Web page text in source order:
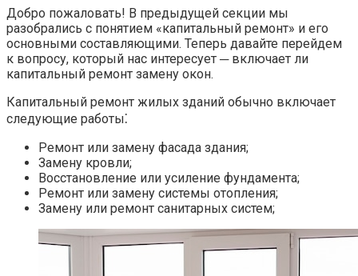
Добро пожаловать! В предыдущей секции мы
разобрались с понятием «капитальный ремонт» и его
основными составляющими.​ Теперь давайте перейдем
к вопросу, который нас интересует ─ включает ли
капитальный ремонт замену окон.
Капитальный ремонт жилых зданий обычно включает
следующие работы⁚
Ремонт или замену фасада здания;
Замену кровли;
Восстановление или усиление фундамента;
Ремонт или замену системы отопления;
Замену или ремонт санитарных систем;